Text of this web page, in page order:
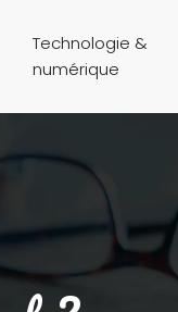
Technologie &
numérique